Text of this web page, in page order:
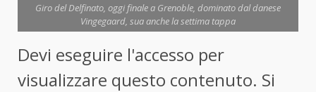
Giro del Delfinato, oggi finale a Grenoble, dominato dal danese
Vingegaard, sua anche la settima tappa
Devi eseguire l'accesso per
visualizzare questo contenuto. Si